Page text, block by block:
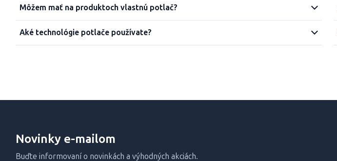
Môžem mať na produktoch vlastnú potlač?
Aké technológie potlače používate?
Novinky e-mailom
Buďte informovaní o novinkách a výhodných akciách.